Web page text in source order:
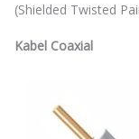
(Shielded Twisted
Kabel Coaxial